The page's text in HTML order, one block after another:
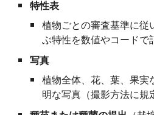
特性表
植物ごとの審査基準に従
ぶ特性を数値やコードで
写真
植物全体、花、葉、果実
明な写真（撮影方法に規